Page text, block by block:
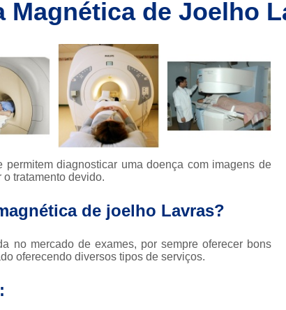
Clínica de
Clínica de Ressonância Magnética em Sp
Ressonância Magnética
Clínica de Tomografia de Coluna
Clínica para Fazer Tomografia
Clínica para Fazer Tomografia do Abdome
Clínica para Tomografia
Clínica para Tomografia de Coluna
Tomografia Abdominal com
Clínica para Exames
Magnética de Joelho
diagnosticar uma doença com imagens de
tratamento devido.
de joelho Lavras?
no mercado de exames, por sempre oferecer bons
oferecendo diversos tipos de serviços.